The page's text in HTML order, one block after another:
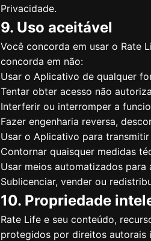
Privacidade.
9. Uso aceitável
Você concorda em usar o Rate
concorda em não:
Usar o Aplicativo de qualquer
Tentar obter acesso não
Interferir ou interromper a
Fazer engenharia reversa,
Usar o Aplicativo para
Contornar quaisquer medidas
Usar meios automatizados
Sublicenciar, vender ou
10. Propriedade
Rate Life e seu conteúdo,
protegidos por direitos autorais